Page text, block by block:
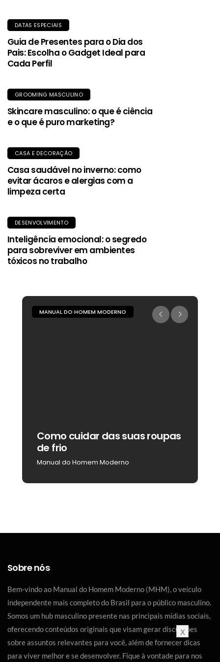
DATAS ESPECIAIS
Guia de Presentes para o Dia dos
Pais: Escolha o Gadget Ideal para
Cada Perfil
GROOMING MASCULINO
Skincare masculino: o que é ciência
e o que é puro marketing?
CASA E DECORAÇÃO
Casa saudável no inverno: como
evitar ácaros e alergias com a
limpeza certa
DESENVOLVIMENTO
Inteligência emocional: o segredo
para sobreviver em ambientes
tóxicos no trabalho
MANUAL DO HOMEM MODERNO
Como cuidar das suas roupas
de frio
Manual do Homem Moderno
Sobre nós
Bem-vindo ao Manual do Homem Moderno (MHM), o veículo
independente mais completo do Brasil para o público masculino.
Somos um hub masculino presente nas principais mídias sociais,
oferecendo conteúdos originais que visam gerar discussões
sobre assuntos relevantes para você, além de fornecer dicas
para viver melhor e se desenvolver. Fique à vontade para nos
X